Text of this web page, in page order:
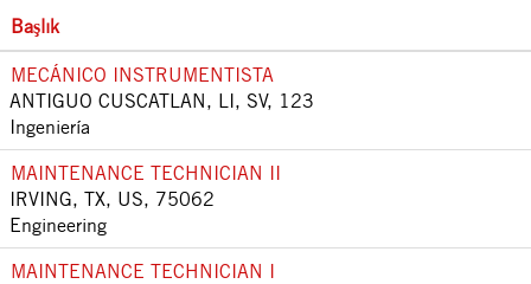
Başlık
MECÁNICO INSTRUMENTISTA
ANTIGUO CUSCATLAN, LI, SV, 123
Ingeniería
MAINTENANCE TECHNICIAN II
IRVING, TX, US, 75062
Engineering
MAINTENANCE TECHNICIAN I